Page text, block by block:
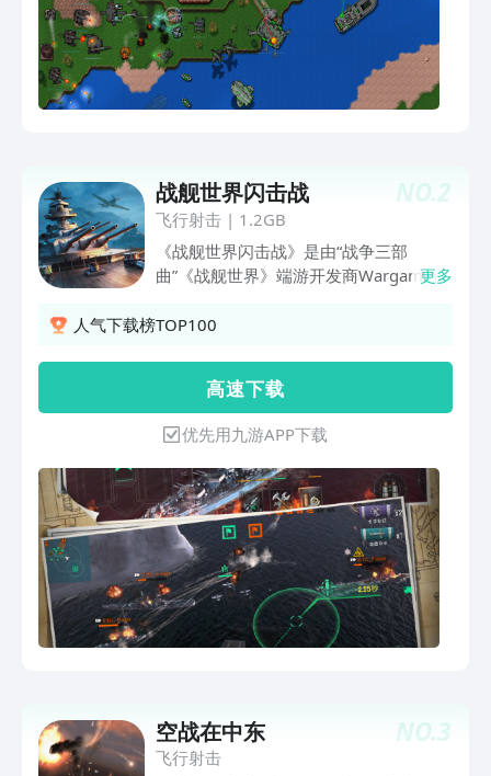
NO.2
战舰世界闪击战
飞行射击| 1.2GB
《战舰世界闪击战》是由“战争三部
曲”《战舰世界》端游开发商Wargaming
个国家与地区发行，获全球双料推荐！
情享受无限种战斗组合带来的不同体验，
90余艘标志性战舰，契合多样刺激战斗
状态。游戏拥有媲美pc端的操作体验，通
过高还原的作战地图和逼真的海军舰艇，
呈现激烈的海战体验。随时加入7v7海战
对决，征服广阔海域
更多
人气下载榜TOP100
高 速 下 载
优先用九游APP下载
NO.3
空战在中东
飞行射击